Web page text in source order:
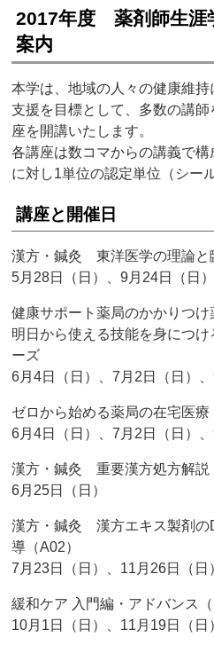
2017年度 薬剤師生涯
案内
本学は、地域の人々の健康維
支援を目標として、多数の講
座を開講いたします。
各講座は数コマからの講義で
に対し1単位の認定単位（シー
講座と開催日
漢方・鍼灸 東洋医学の理論と
5月28日（日）、9月24日（日）
健康サポート薬局のかかりつけ
明日から使える技能を身につ
ーズ
6月4日（日）、7月2日（日）、
ゼロから始める薬局の在宅医療
6月4日（日）、7月2日（日）、
漢方・鍼灸 重要漢方処方解説
6月25日（日）
漢方・鍼灸 漢方エキス製剤の
導（A02）
7月23日（日）、11月26日（日
緩和ケア 入門編・アドバンス（
10月1日（日）、11月19日（日